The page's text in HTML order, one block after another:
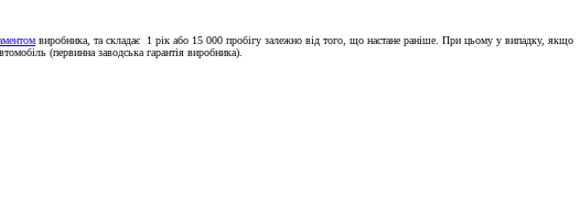
виробника, та складає 1 рік або 15 000 пробігу залежно від того, що настане раніше. При цьому у випадку, якщо
(первинна заводська гарантія виробника).